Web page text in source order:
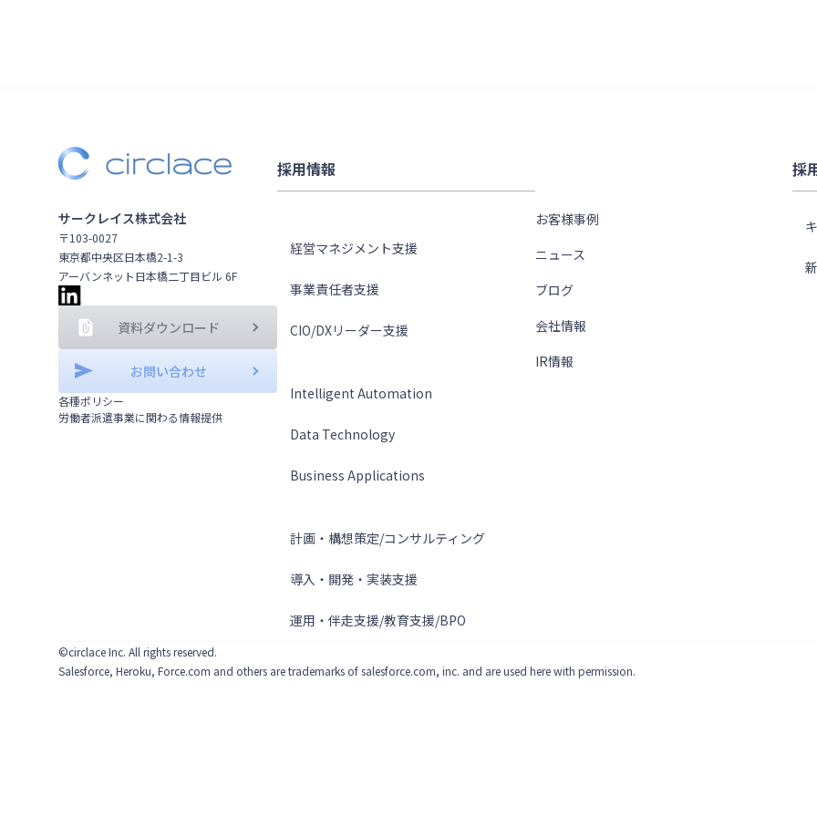
サークレイス株式会社
〒103-0027
東京都中央区日本橋2-1-3
アーバンネット日本橋二丁目ビル 6F
資料ダウンロード
お問い合わせ
各種ポリシー
労働者派遣事業に関わる情報提供
採用情報
経営マネジメント支援
事業責任者支援
CIO/DXリーダー支援
Intelligent Automation
Data Technology
Business Applications
計画・構想策定/コンサルティング
導入・開発・実装支援
運用・伴走支援/教育支援/BPO
お客様事例
ニュース
ブログ
会社情報
IR情報
採
©circlace Inc. All rights reserved.
Salesforce, Heroku, Force.com and others are trademarks of salesforce.com, inc. and are used here with permission.